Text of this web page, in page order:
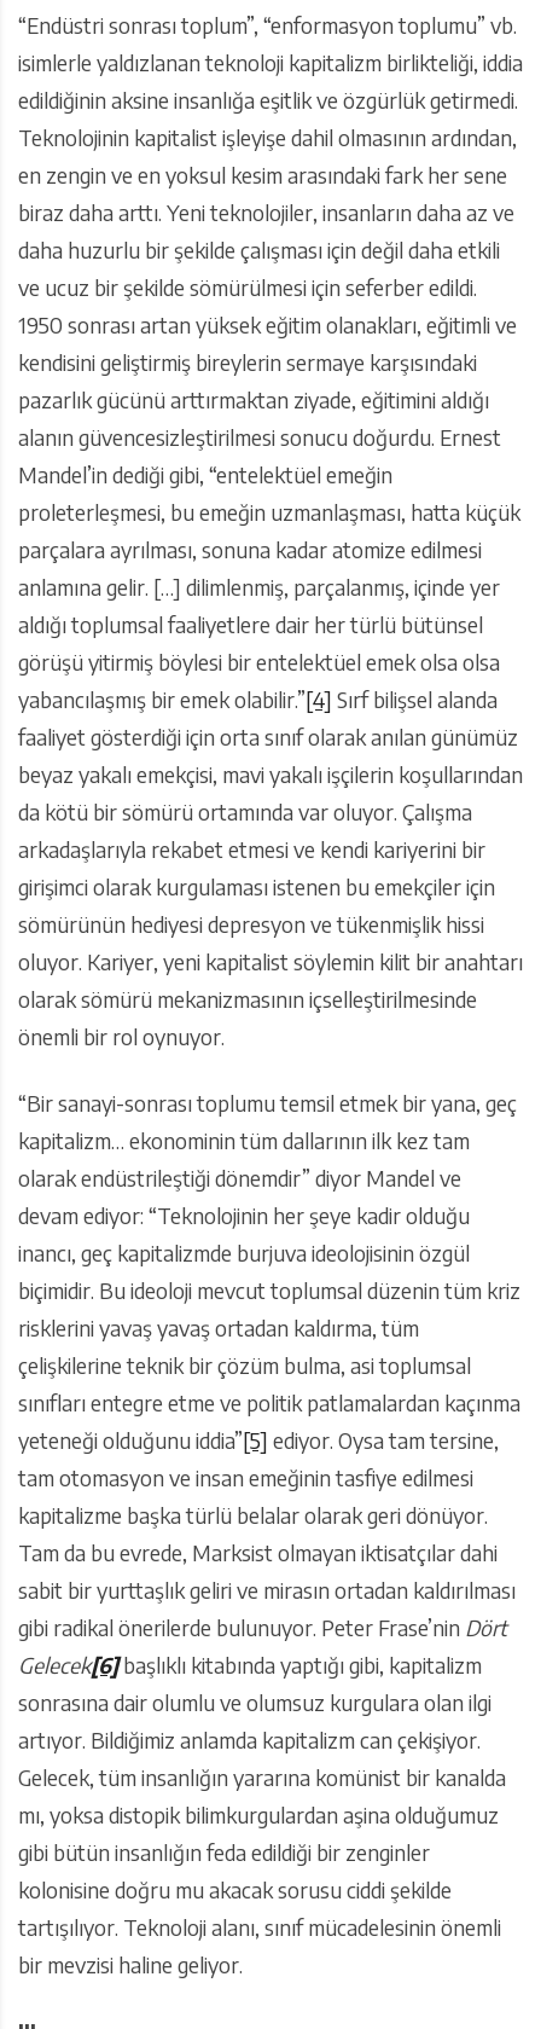
“Endüstri sonrası toplum”, “enformasyon toplumu” vb.
isimlerle yaldızlanan teknoloji kapitalizm birlikteliği, iddia
edildiğinin aksine insanlığa eşitlik ve özgürlük getirmedi.
Teknolojinin kapitalist işleyişe dahil olmasının ardından,
en zengin ve en yoksul kesim arasındaki fark her sene
biraz daha arttı. Yeni teknolojiler, insanların daha az ve
daha huzurlu bir şekilde çalışması için değil daha etkili
ve ucuz bir şekilde sömürülmesi için seferber edildi.
1950 sonrası artan yüksek eğitim olanakları, eğitimli ve
kendisini geliştirmiş bireylerin sermaye karşısındaki
pazarlık gücünü arttırmaktan ziyade, eğitimini aldığı
alanın güvencesizleştirilmesi sonucu doğurdu. Ernest
Mandel’in dediği gibi, “entelektüel emeğin
proleterleşmesi, bu emeğin uzmanlaşması, hatta küçük
parçalara ayrılması, sonuna kadar atomize edilmesi
anlamına gelir. […] dilimlenmiş, parçalanmış, içinde yer
aldığı toplumsal faaliyetlere dair her türlü bütünsel
görüşü yitirmiş böylesi bir entelektüel emek olsa olsa
yabancılaşmış bir emek olabilir.”[4] Sırf bilişsel alanda
faaliyet gösterdiği için orta sınıf olarak anılan günümüz
beyaz yakalı emekçisi, mavi yakalı işçilerin koşullarından
da kötü bir sömürü ortamında var oluyor. Çalışma
arkadaşlarıyla rekabet etmesi ve kendi kariyerini bir
girişimci olarak kurgulaması istenen bu emekçiler için
sömürünün hediyesi depresyon ve tükenmişlik hissi
oluyor. Kariyer, yeni kapitalist söylemin kilit bir anahtarı
olarak sömürü mekanizmasının içselleştirilmesinde
önemli bir rol oynuyor.
“Bir sanayi-sonrası toplumu temsil etmek bir yana, geç
kapitalizm… ekonominin tüm dallarının ilk kez tam
olarak endüstrileştiği dönemdir” diyor Mandel ve
devam ediyor: “Teknolojinin her şeye kadir olduğu
inancı, geç kapitalizmde burjuva ideolojisinin özgül
biçimidir. Bu ideoloji mevcut toplumsal düzenin tüm kriz
risklerini yavaş yavaş ortadan kaldırma, tüm
çelişkilerine teknik bir çözüm bulma, asi toplumsal
sınıfları entegre etme ve politik patlamalardan kaçınma
yeteneği olduğunu iddia”[5] ediyor. Oysa tam tersine,
tam otomasyon ve insan emeğinin tasfiye edilmesi
kapitalizme başka türlü belalar olarak geri dönüyor.
Tam da bu evrede, Marksist olmayan iktisatçılar dahi
sabit bir yurttaşlık geliri ve mirasın ortadan kaldırılması
gibi radikal önerilerde bulunuyor. Peter Frase’nin Dört
Gelecek[6]başlıklı kitabında yaptığı gibi, kapitalizm
sonrasına dair olumlu ve olumsuz kurgulara olan ilgi
artıyor. Bildiğimiz anlamda kapitalizm can çekişiyor.
Gelecek, tüm insanlığın yararına komünist bir kanalda
mı, yoksa distopik bilimkurgulardan aşina olduğumuz
gibi bütün insanlığın feda edildiği bir zenginler
kolonisine doğru mu akacak sorusu ciddi şekilde
tartışılıyor. Teknoloji alanı, sınıf mücadelesinin önemli
bir mevzisi haline geliyor.